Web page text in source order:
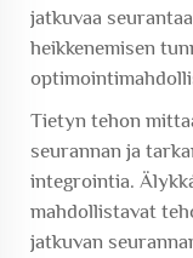
jatkuvaa
heikkenemisen
Tietyn tehon
seurannan ja
integrointia.
mahdollistavat
jatkuvan